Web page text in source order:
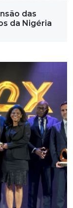
das
da Nigéria